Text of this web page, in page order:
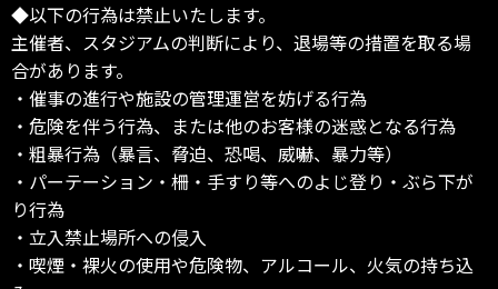
◆以下の行為は禁止いたします。
主催者、スタジアムの判断により、退場等の措置を取る場
合があります。
・催事の進行や施設の管理運営を妨げる行為
・危険を伴う行為、または他のお客様の迷惑となる行為
・粗暴行為（暴言、脅迫、恐喝、威嚇、暴力等）
・パーテーション・柵・手すり等へのよじ登り・ぶら下が
り行為
・立入禁止場所への侵入
・喫煙・裸火の使用や危険物、アルコール、火気の持ち込